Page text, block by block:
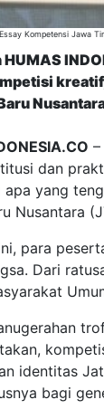
Kompetensi Jawa
dan
apa yang
Nusantara
para
Dari
identitas
bagi